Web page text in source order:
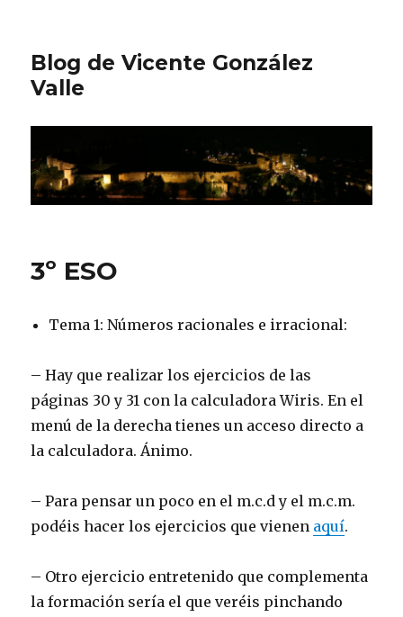
Blog de Vicente González
Valle
3º ESO
Tema 1: Números racionales e irracional:
– Hay que realizar los ejercicios de las
páginas 30 y 31 con la calculadora Wiris. En el
menú de la derecha tienes un acceso directo a
la calculadora. Ánimo.
– Para pensar un poco en el m.c.d y el m.c.m.
podéis hacer los ejercicios que vienen aquí.
– Otro ejercicio entretenido que complementa
la formación sería el que veréis pinchando